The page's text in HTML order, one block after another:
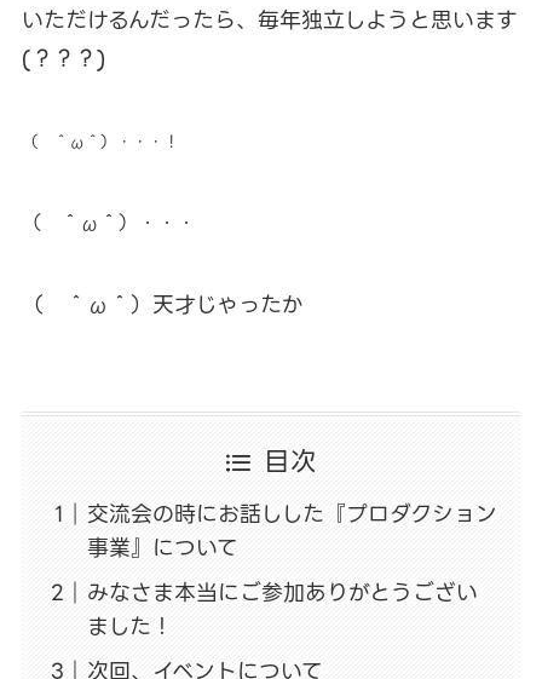
いただけるんだったら、毎年独立しようと思います
(？？？)
（ ＾ω＾）・・・！
（ ＾ω＾）・・・
（ ＾ω＾）天才じゃったか
目次
交流会の時にお話しした『プロダクション
事業』について
みなさま本当にご参加ありがとうござい
ました！
次回、イベントについて